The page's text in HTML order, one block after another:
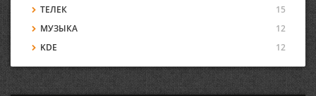
ТЕЛЕК
15
МУЗЫКА
12
KDE
12